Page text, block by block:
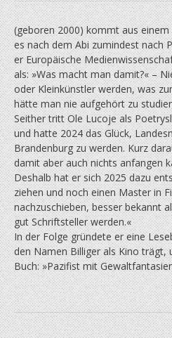
(geboren 2000) kommt aus
es nach dem Abi zumindest nach
er Europäische
als: »Was macht man damit?« –
oder Kleinkünstler werden, was
hätte man nie aufgehört zu
Seither tritt Ole Lucoje als
und hatte 2024 das Glück,
Brandenburg zu werden. Kurz
damit aber auch nichts anfangen
Deshalb hat er sich 2025 dazu
ziehen und noch einen Master in
nachzuschieben, besser bekannt
gut Schriftsteller werden.«
In der Folge gründete er eine
den Namen Billiger als Kino trägt,
Buch: »Pazifist mit